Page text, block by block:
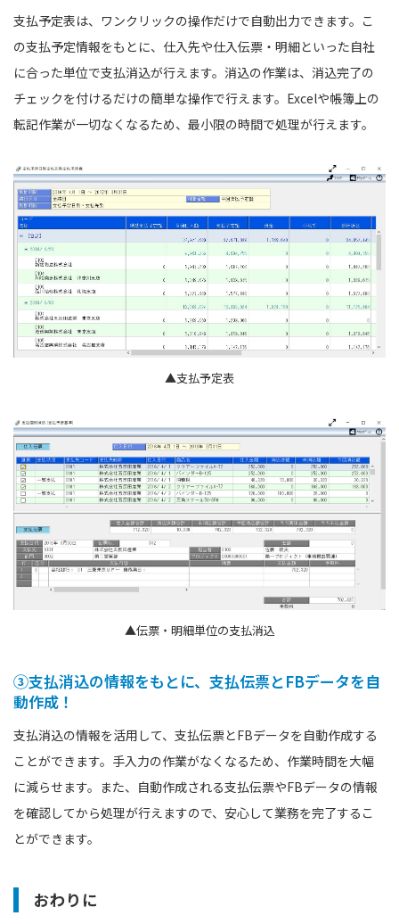
支払予定表は、ワンクリックの操作だけで自動出力できます。こ
の支払予定情報をもとに、仕入先や仕入伝票・明細といった自社
に合った単位で支払消込が行えます。消込の作業は、消込完了の
チェックを付けるだけの簡単な操作で行えます。Excelや帳簿上の
転記作業が一切なくなるため、最小限の時間で処理が行えます。
▲支払予定表
▲伝票・明細単位の支払消込
③支払消込の情報をもとに、支払伝票とFBデータを自
動作成！
支払消込の情報を活用して、支払伝票とFBデータを自動作成する
ことができます。手入力の作業がなくなるため、作業時間を大幅
に減らせます。また、自動作成される支払伝票やFBデータの情報
を確認してから処理が行えますので、安心して業務を完了するこ
とができます。
おわりに